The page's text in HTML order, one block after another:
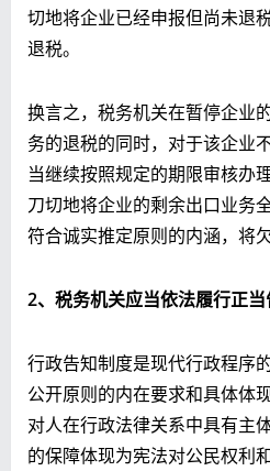
切地将企业已经申报但尚未退
退税。
换言之，税务机关在暂停企业
务的退税的同时，对于该企业
当继续按照规定的期限审核办
刀切地将企业的剩余出口业务
符合诚实推定原则的内涵，将
2、税务机关应当依法履行正
行政告知制度是现代行政程序
公开原则的内在要求和具体体
对人在行政法律关系中具有主
的保障体现为宪法对公民权利